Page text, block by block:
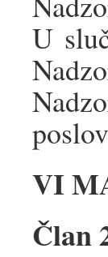
U
VI
Član